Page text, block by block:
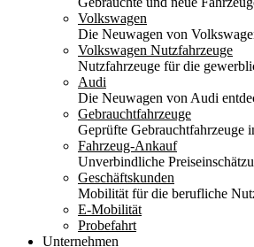
Volkswagen
Die Neuwagen von
Volkswagen Nutzfahrzeuge
Nutzfahrzeuge für die
Audi
Die Neuwagen von Audi
Gebrauchtfahrzeuge
Geprüfte Gebrauchtfahrzeuge
Fahrzeug-Ankauf
Unverbindliche
Geschäftskunden
Mobilität für die berufliche
E-Mobilität
Probefahrt
Unternehmen